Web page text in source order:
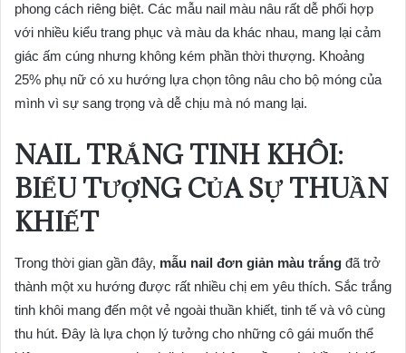
phong cách riêng biệt. Các mẫu nail màu nâu rất dễ phối hợp
với nhiều kiểu trang phục và màu da khác nhau, mang lại cảm
giác ấm cúng nhưng không kém phần thời thượng. Khoảng
25% phụ nữ có xu hướng lựa chọn tông nâu cho bộ móng của
mình vì sự sang trọng và dễ chịu mà nó mang lại.
NAIL TRẮNG TINH KHÔI:
BIỂU TƯỢNG CỦA SỰ THUẦN
KHIẾT
Trong thời gian gần đây, mẫu nail đơn giản màu trắng đã trở
thành một xu hướng được rất nhiều chị em yêu thích. Sắc trắng
tinh khôi mang đến một vẻ ngoài thuần khiết, tinh tế và vô cùng
thu hút. Đây là lựa chọn lý tưởng cho những cô gái muốn thể